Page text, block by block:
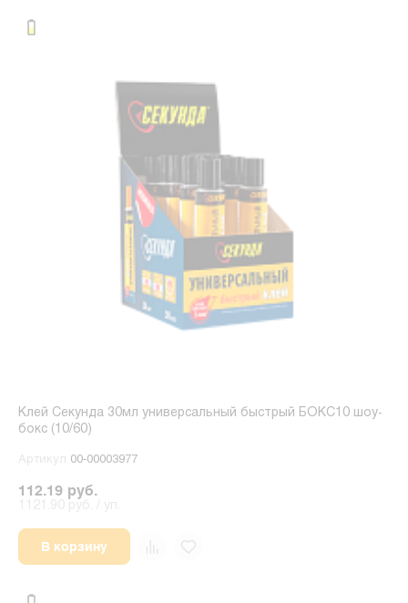
Клей Секунда 30мл универсальный быстрый БОКС10 шоу-
бокс (10/60)
Артикул 00-00003977
112.19 руб.
В корзину